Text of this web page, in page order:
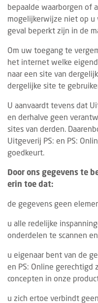
bepaalde waarborgen of
mogelijkerwijze niet op u
geval beperkt zijn in de
Om uw toegang te
het internet welke
naar een site van
dergelijke site te
U aanvaardt tevens dat
en derhalve geen
sites van derden.
Uitgeverij PS: en PS:
goedkeurt.
Door ons gegevens te
erin toe dat:
de gegevens geen
u alle redelijke
onderdelen te scannen
u eigenaar bent van de
en PS: Online gerechtigd
concepten in onze
u zich ertoe verbindt